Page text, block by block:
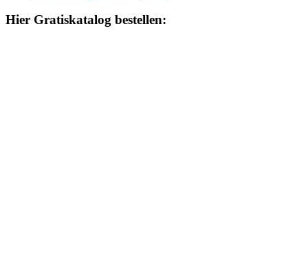
Hier Gratiskatalog bestellen: